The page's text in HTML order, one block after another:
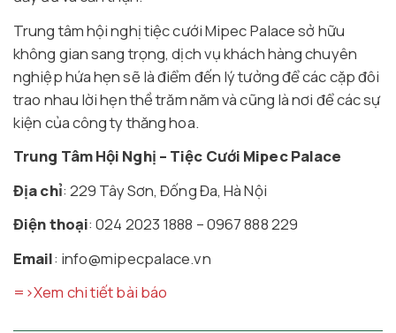
Trung tâm hội nghị tiệc cưới Mipec Palace sở hữu
không gian sang trọng, dịch vụ khách hàng chuyên
nghiệp hứa hẹn sẽ là điểm đến lý tưởng để các cặp đôi
trao nhau lời hẹn thề trăm năm và cũng là nơi để các sự
kiện của công ty thăng hoa.
Trung Tâm Hội Nghị – Tiệc Cưới Mipec Palace
Địa chỉ: 229 Tây Sơn, Đống Đa, Hà Nội
Điện thoại: 024 2023 1888 – 0967 888 229
Email: info@mipecpalace.vn
=>Xem chi tiết bài báo